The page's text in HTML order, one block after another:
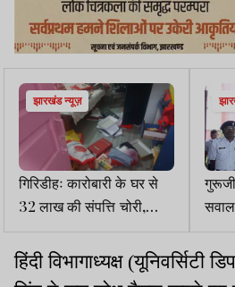
झारखंड न्यूज़
गिरिडीहः कारोबारी के घर से
32 लाख की संपत्ति चोरी,
विरोध में रोड जाम
की
हिंदी विभागाध्यक्ष (यूनिवर्सिटी